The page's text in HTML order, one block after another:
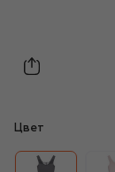
Цвет